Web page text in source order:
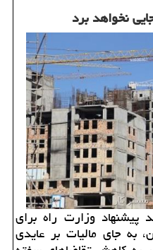
نخواهد برد
پیشنهاد وزارت راه برای
به جای مالیات بر عایدی